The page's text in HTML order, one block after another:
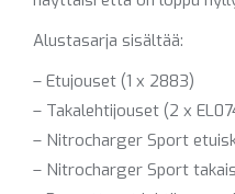
Alustasarja sisältää:
– Etujouset (1 x 2883)
– Takalehtijouset (2 x
– Nitrocharger Sport
– Nitrocharger Sport